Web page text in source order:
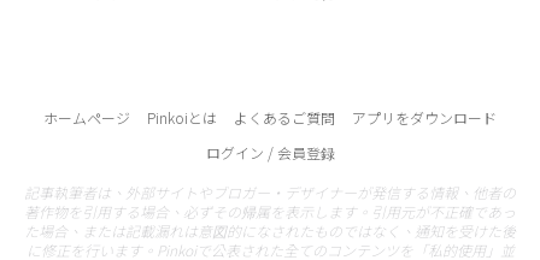
ホームページ Pinkoiとは よくあるご質問
アプリをダウンロード
ログイン / 会員登録
記事執筆者は、外部サイトやブロガー・デザイナーが発信する情報、他者の
著作物を引用する場合、必ずその帰属を表示します。引用元が不正確であっ
た場合、または記載漏れは意図的になされたものではなく、通知を受けた後
に修正を行います。Pinkoiで公表された全てのコンテンツを「私的使用」並